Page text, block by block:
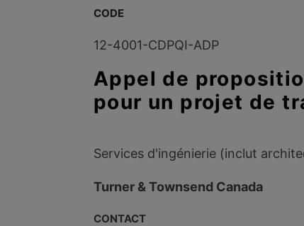
CODE
12-4001-CDPQI-ADP
Appel de
pour un projet de
Services d'ingénierie (inclut
Turner & Townsend Canada
CONTACT